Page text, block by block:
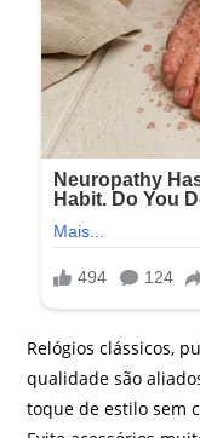
Relógios clássicos,
qualidade são
toque de estilo sem